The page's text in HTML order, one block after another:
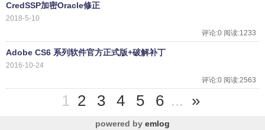
CredSSP加密Oracle修正
2018-5-10
评论:0 阅读:1233
Adobe CS6 系列软件官方正式版+破解补丁
2016-10-24
评论:0 阅读:2563
1 2 3 4 5 6 ... »
powered by emlog